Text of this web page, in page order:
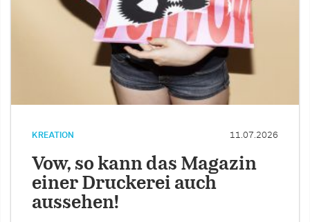
KREATION 11.07.2026
Vow, so kann das Magazin
einer Druckerei auch
aussehen!